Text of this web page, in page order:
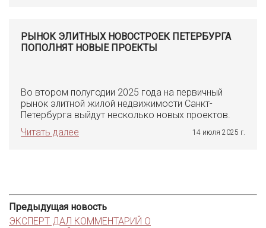
РЫНОК ЭЛИТНЫХ НОВОСТРОЕК ПЕТЕРБУРГА
ПОПОЛНЯТ НОВЫЕ ПРОЕКТЫ
Во втором полугодии 2025 года на первичный
рынок элитной жилой недвижимости Санкт-
Петербурга выйдут несколько новых проектов.
Читать далее
14 июля 2025 г.
Предыдущая новость
ЭКСПЕРТ ДАЛ КОММЕНТАРИЙ О